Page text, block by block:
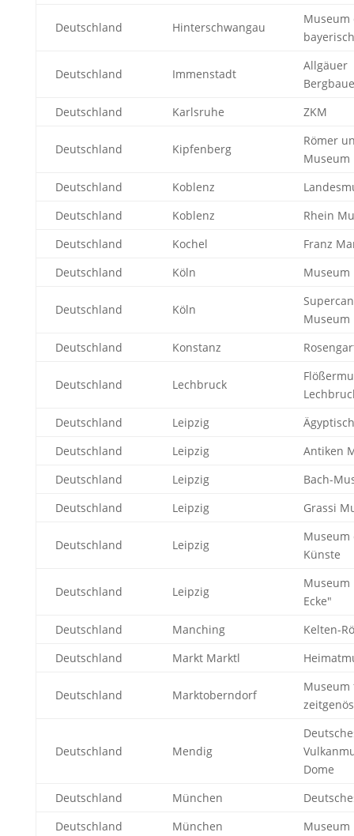
Deutschland Hinterschwangau
Museum
Deutschland Immenstadt
Allgäuer
Deutschland
Karlsruhe ZKM
Deutschland Kipfenberg
Römer
Museum
Deutschland
Koblenz
Deutschland
Koblenz
Rhein
Deutschland
Kochel
Franz
Deutschland
Köln Museum
Deutschland Köln
Museum
Deutschland
Konstanz
Deutschland Lechbruck
Deutschland
Leipzig
Deutschland
Leipzig
Antiken
Deutschland
Leipzig
Bach-
Deutschland
Leipzig Grassi
Deutschland Leipzig
Künste
Deutschland Leipzig
Ecke"
Deutschland
Manching
Kelten-
Deutschland
Markt Marktl
Deutschland Marktoberndorf
Museum
Deutschland Mendig
Dome
Deutschland
München
Deutschland
München Museum